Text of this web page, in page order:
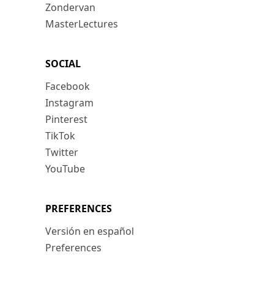
Zondervan
MasterLectures
SOCIAL
Facebook
Instagram
Pinterest
TikTok
Twitter
YouTube
PREFERENCES
Versión en español
Preferences